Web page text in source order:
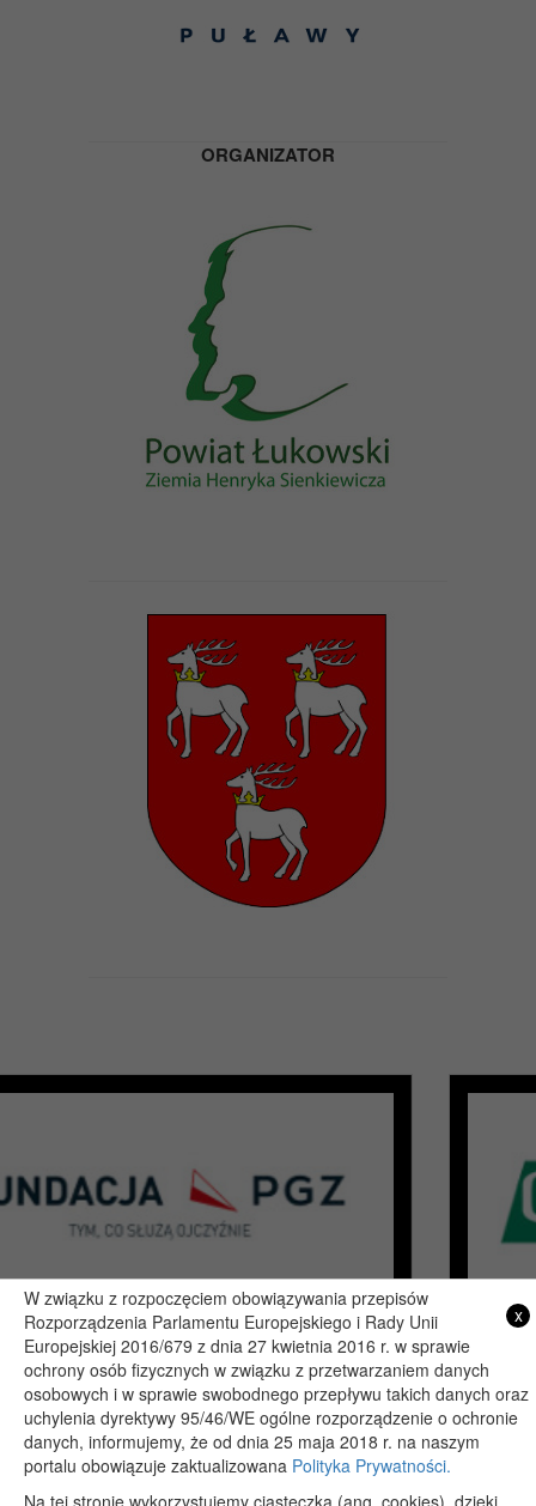
ORGANIZATOR
Copyright 2019@ - Muzeum Henryka Sienkiewicza w Woli Okrzejskiej
Projekt i wykonanie: itlu.pl
x
W związku z rozpoczęciem obowiązywania przepisów
Rozporządzenia Parlamentu Europejskiego i Rady Unii
Europejskiej 2016/679 z dnia 27 kwietnia 2016 r. w sprawie
ochrony osób fizycznych w związku z przetwarzaniem danych
osobowych i w sprawie swobodnego przepływu takich danych oraz
uchylenia dyrektywy 95/46/WE ogólne rozporządzenie o ochronie
danych, informujemy, że od dnia 25 maja 2018 r. na naszym
portalu obowiązuje zaktualizowana Polityka Prywatności.
Na tej stronie wykorzystujemy ciasteczka (ang. cookies), dzięki